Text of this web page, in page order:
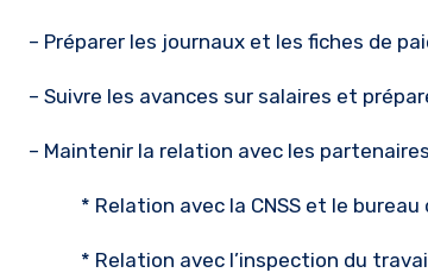
– Préparer les journaux et les fiches de
– Suivre les avances sur salaires et
– Maintenir la relation avec les
* Relation avec la CNSS et le bureau
* Relation avec l’inspection du